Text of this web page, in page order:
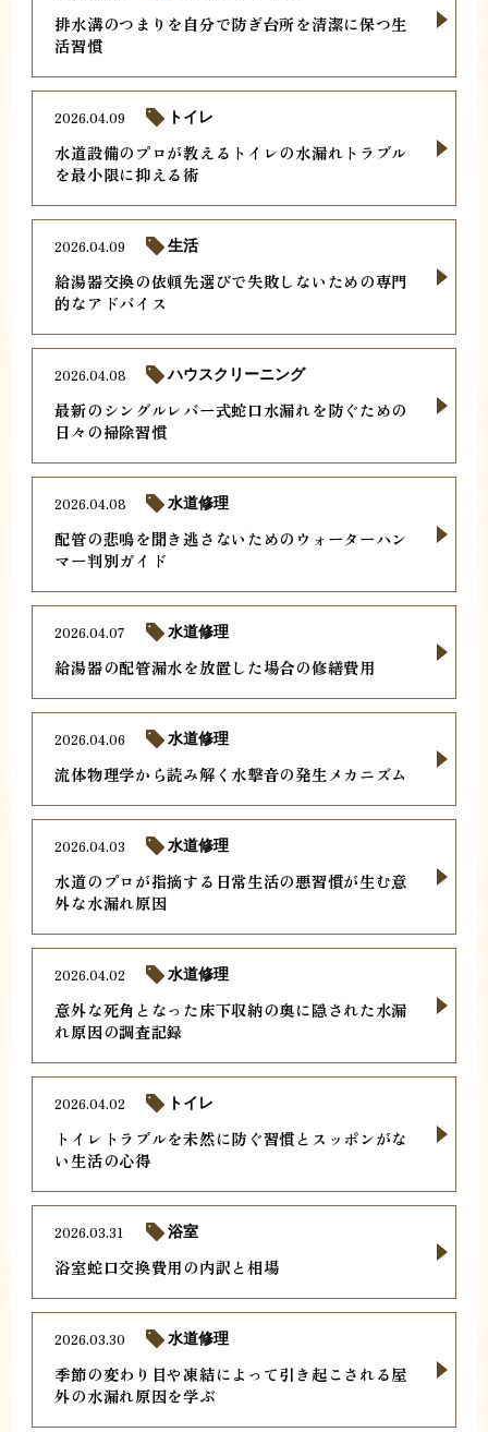
排水溝のつまりを自分で防ぎ台所を清潔に保つ生
活習慣
水道設備のプロが教えるトイレの水漏れトラブル
を最小限に抑える術
2026.04.09 トイレ
給湯器交換の依頼先選びで失敗しないための専門
的なアドバイス
2026.04.09 生活
最新のシングルレバー式蛇口水漏れを防ぐための
日々の掃除習慣
2026.04.08 ハウスクリーニング
配管の悲鳴を聞き逃さないためのウォーターハン
マー判別ガイド
2026.04.08 水道修理
給湯器の配管漏水を放置した場合の修繕費用
2026.04.07 水道修理
流体物理学から読み解く水撃音の発生メカニズム
2026.04.06 水道修理
水道のプロが指摘する日常生活の悪習慣が生む意
外な水漏れ原因
2026.04.03 水道修理
意外な死角となった床下収納の奥に隠された水漏
れ原因の調査記録
2026.04.02 水道修理
トイレトラブルを未然に防ぐ習慣とスッポンがな
い生活の心得
2026.04.02 トイレ
浴室蛇口交換費用の内訳と相場
2026.03.31 浴室
季節の変わり目や凍結によって引き起こされる屋
外の水漏れ原因を学ぶ
2026.03.30 水道修理